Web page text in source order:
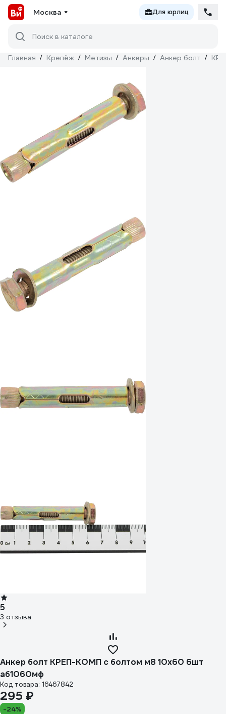
Москва Для юрлиц
Поиск в каталоге
Главная / Крепёж / Метизы / Анкеры / Анкер болт /
5
3 отзыва
Анкер болт КРЕП-КОМП с болтом м8 10х60 6шт
аб1060мф
Код товара: 16467842
295 ₽
-24%